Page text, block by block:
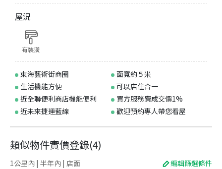
屋況
有裝潢
東海藝術街商圈
面寬約５米
生活機能方便
可以店住合一
近全聯便利商店機能便利
買方服務費成交價1%
近未來捷運藍線
歡迎預約專人帶您看屋
類似物件實價登錄(4)
1公里內 | 半年內 | 店面 編輯篩選條件